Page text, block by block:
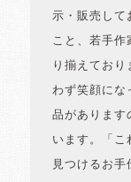
示・販売して
こと、若手作
り揃えており
わず笑顔にな
品があります
います。「こ
見つけるお